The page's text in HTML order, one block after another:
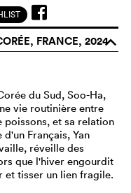
FRANCE, 2024o
du Sud, Soo-Ha,
vie routinière entre
poissons, et sa relation
Français, Yan
réveille des
que l'hiver engourdit
et tisser un lien fragile.